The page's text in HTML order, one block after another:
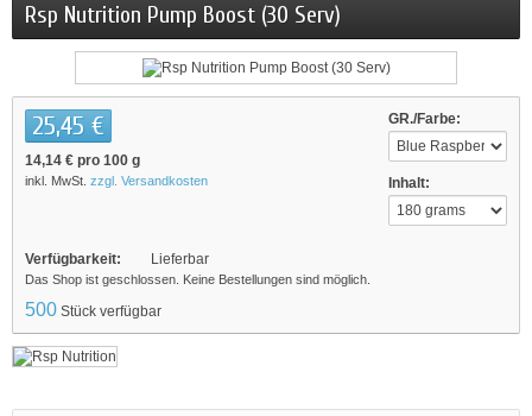
Rsp Nutrition Pump Boost (30 Serv)
GR./Farbe:
Inhalt:
25,45 €
14,14 € pro 100 g
inkl. MwSt. zzgl. Versandkosten
Verfügbarkeit: Lieferbar
Das Shop ist geschlossen. Keine Bestellungen sind möglich.
500 Stück verfügbar